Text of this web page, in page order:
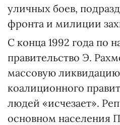
уличных боев,
фронта и милиции
С конца 1992 года по
правительство Э.
массовую
коалиционного
людей «исчезает».
основном населения